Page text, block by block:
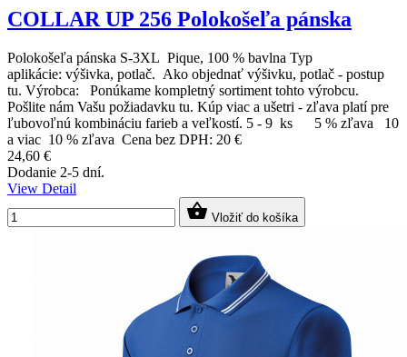
COLLAR UP 256 Polokošeľa pánska
Polokošeľa pánska S-3XL Pique, 100 % bavlna Typ
aplikácie: výšivka, potlač. Ako objednať výšivku, potlač - postup
tu. Výrobca: Ponúkame kompletný sortiment tohto výrobcu.
Pošlite nám Vašu požiadavku tu. Kúp viac a ušetri - zľava platí pre
ľubovoľnú kombináciu farieb a veľkostí. 5 - 9 ks 5 % zľava 10
a viac 10 % zľava Cena bez DPH: 20 €
24,60 €
Dodanie 2-5 dní.
View Detail
 Vložiť do košíka